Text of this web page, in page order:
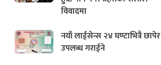
विवादमा
नयाँ लाईसेन्स २४ घण्टाभित्रै छापेर
उपलब्ध गराईने